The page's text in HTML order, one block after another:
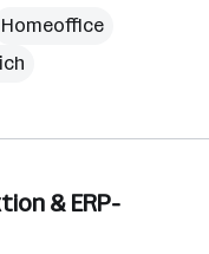
Homeoffice
& ERP-